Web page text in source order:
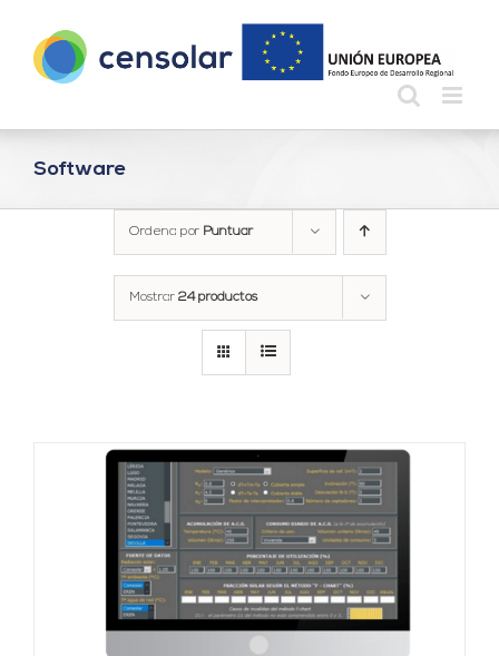
contenido
Software
Ordena por Puntuar
Mostrar 24 productos